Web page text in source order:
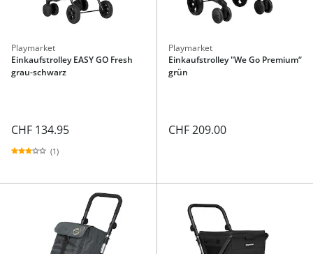
Playmarket
Einkaufstrolley EASY GO Fresh
grau-schwarz
CHF 134.95
(1)
Playmarket
Einkaufstrolley "We Go Premium“
grün
CHF 209.00